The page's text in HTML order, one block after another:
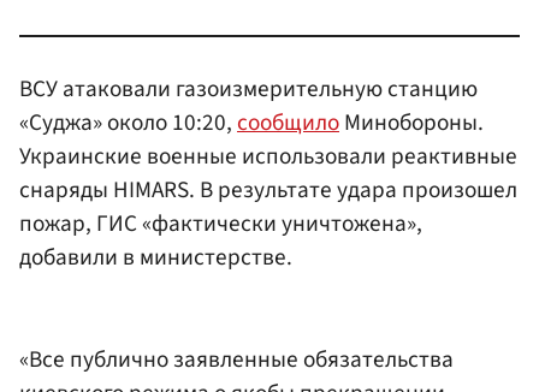
ВСУ атаковали газоизмерительную станцию
«Суджа» около 10:20, сообщилоМинобороны.
Украинские военные использовали реактивные
снаряды HIMARS. В результате удара произошел
пожар, ГИС «фактически уничтожена»,
добавили в министерстве.
«Все публично заявленные обязательства